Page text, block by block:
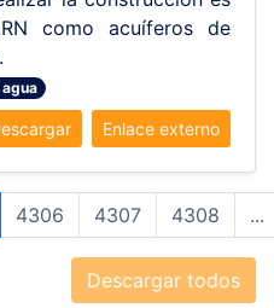
como acuíferos de
Enlace externo
4306 4307 4308 ...
Descargar todos